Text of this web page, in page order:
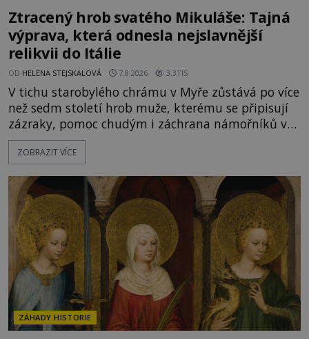
Ztracený hrob svatého Mikuláše: Tajná
výprava, která odnesla nejslavnější
relikvii do Itálie
OD HELENA STEJSKALOVÁ 7.8.2026 3.3TIS
V tichu starobylého chrámu v Myře zůstává po více
než sedm století hrob muže, kterému se připisují
zázraky, pomoc chudým i záchrana námořníků v
bouřích. Pak ale přichází rok 1087 a klidné místo
se mění v dějiště podivné noční výpravy. Skupina
Mikuláše a odváží jeho ostatky přes moře do Bari.
Je to zbožná záchrana před nebezpečím, nebo
promyšlená krádež,
ZOBRAZIT VÍCE
ZÁHADY HISTORIE